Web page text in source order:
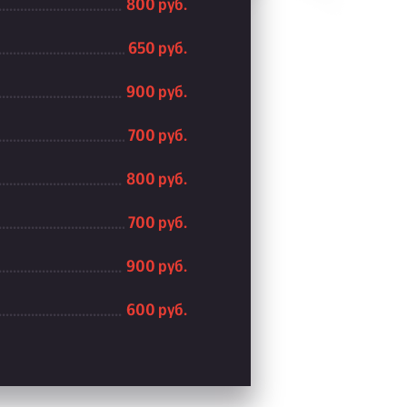
800 руб.
650 руб.
900 руб.
700 руб.
800 руб.
700 руб.
900 руб.
600 руб.